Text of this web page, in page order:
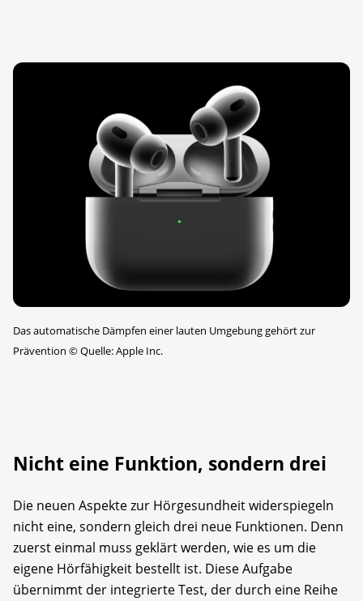
Das automatische Dämpfen einer lauten Umgebung gehört zur
Prävention ©Quelle: Apple Inc.
Nicht eine Funktion, sondern drei
Die neuen Aspekte zur Hörgesundheit widerspiegeln
nicht eine, sondern gleich drei neue Funktionen. Denn
zuerst einmal muss geklärt werden, wie es um die
eigene Hörfähigkeit bestellt ist. Diese Aufgabe
übernimmt der integrierte Test, der durch eine Reihe